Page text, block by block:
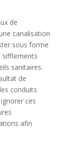
de
canalisation
sous forme
sifflements
sanitaires.
de
conduits
ces
afin